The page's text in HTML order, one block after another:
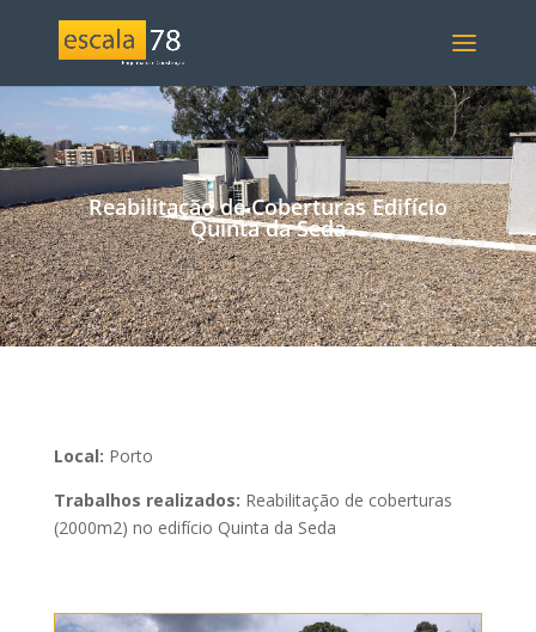
Reabilitação de Coberturas Edifício
Quinta da Seda
Local: Porto
Trabalhos realizados: Reabilitação de coberturas
(2000m2) no edifício Quinta da Seda